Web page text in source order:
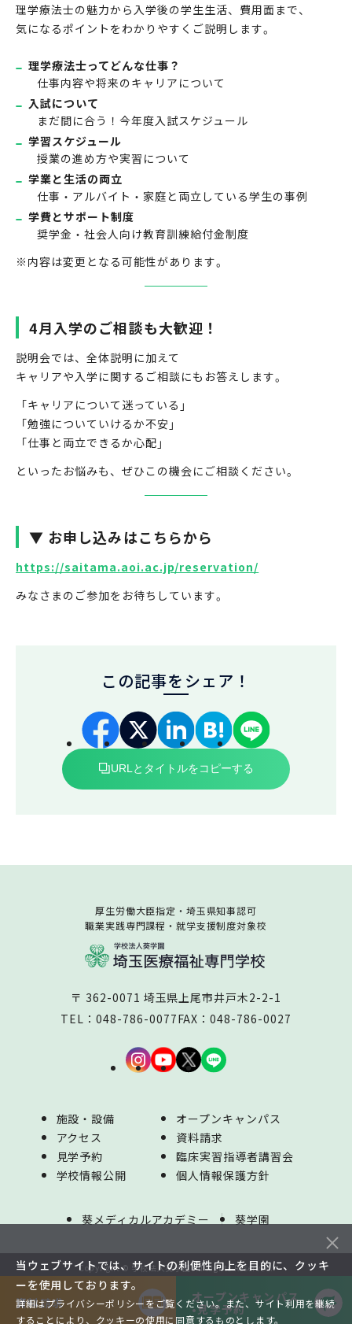
資料請求
オープンキャンパス
•見学予約
理学療法士の魅力から入学後の学生生活、費用面まで、
気になるポイントをわかりやすくご説明します。
理学療法士ってどんな仕事？
仕事内容や将来のキャリアについて
入試について
まだ間に合う！今年度入試スケジュール
学習スケジュール
授業の進め方や実習について
学業と生活の両立
仕事・アルバイト・家庭と両立している学生の事例
学費とサポート制度
奨学金・社会人向け教育訓練給付金制度
※内容は変更となる可能性があります。
4月入学のご相談も大歓迎！
説明会では、全体説明に加えて
キャリアや入学に関するご相談にもお答えします。
「キャリアについて迷っている」
「勉強についていけるか不安」
「仕事と両立できるか心配」
といったお悩みも、ぜひこの機会にご相談ください。
▼ お申し込みはこちらから
https://saitama.aoi.ac.jp/reservation/
みなさまのご参加をお待ちしています。
この記事をシェア！
URLとタイトルをコピーする
厚生労働大臣指定・埼玉県知事認可
職業実践専門課程・就学支援制度対象校
〒 362-0071 埼玉県上尾市井戸木2-2-1
TEL： 048-786-0077FAX：048-786-0027
施設・設備
オープンキャンパス
アクセス
資料請求
見学予約
臨床実習指導者講習会
学校情報公開
個人情報保護方針
葵メディカルアカデミー 葵学園
Copyright © 学校法人葵学園 All Rights Reserved.
当ウェブサイトでは、サイトの利便性向上を目的に、クッキ
ーを使用しております。
詳細はプライバシーポリシーをご覧ください。また、サイト利用を継続
することにより、クッキーの使用に同意するものとします。